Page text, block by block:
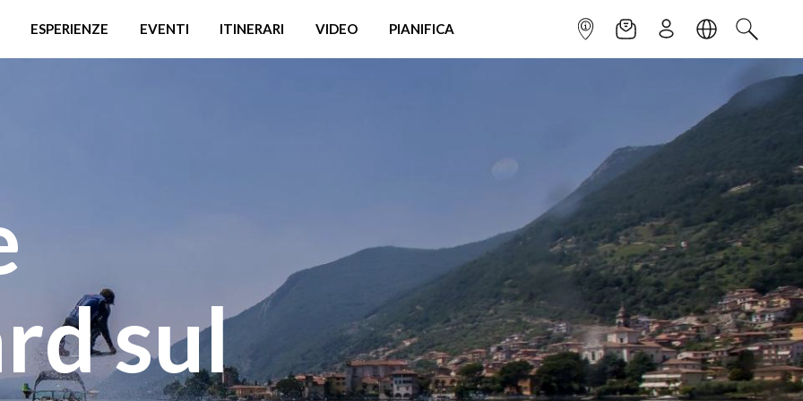
ESPERIENZE EVENTI ITINERARI VIDEO PIANIFICA INFOPOINTNEWSLETTER
ISCRIVITILINGUACERCA
sul